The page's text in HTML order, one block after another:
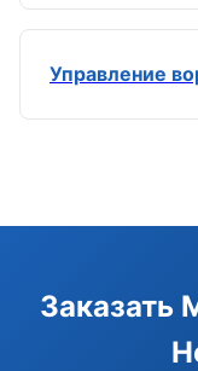
Управление
Заказать
модуль